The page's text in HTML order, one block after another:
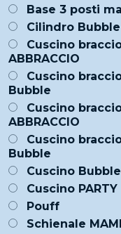
Base 3 posti
Cilindro Bubble
Cuscino
ABBRACCIO
Cuscino
Bubble
Cuscino
ABBRACCIO
Cuscino
Bubble
Cuscino Bubble
Cuscino PARTY
Pouff
Schienale